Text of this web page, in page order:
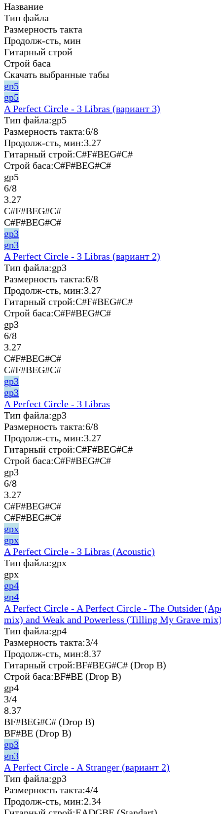
Название
Тип файла
Размерность такта
Продолж-сть, мин
Гитарный строй
Строй баса
Скачать выбранные табы
gp5
gp5
A Perfect Circle - 3 Libras (вариант 3)
Тип файла:gp5
Размерность такта:6/8
Продолж-сть, мин:3.27
Гитарный строй:C#F#BEG#C#
Строй баса:C#F#BEG#C#
gp5
6/8
3.27
C#F#BEG#C#
C#F#BEG#C#
gp3
gp3
A Perfect Circle - 3 Libras (вариант 2)
Тип файла:gp3
Размерность такта:6/8
Продолж-сть, мин:3.27
Гитарный строй:C#F#BEG#C#
Строй баса:C#F#BEG#C#
gp3
6/8
3.27
C#F#BEG#C#
C#F#BEG#C#
gp3
gp3
A Perfect Circle - 3 Libras
Тип файла:gp3
Размерность такта:6/8
Продолж-сть, мин:3.27
Гитарный строй:C#F#BEG#C#
Строй баса:C#F#BEG#C#
gp3
6/8
3.27
C#F#BEG#C#
C#F#BEG#C#
gpx
gpx
A Perfect Circle - 3 Libras (Acoustic)
Тип файла:gpx
gpx
gp4
gp4
A Perfect Circle - A Perfect Circle - The Outsider
mix) and Weak and Powerless (Tilling My Grave
Тип файла:gp4
Размерность такта:3/4
Продолж-сть, мин:8.37
Гитарный строй:BF#BEG#C# (Drop B)
Строй баса:BF#BE (Drop B)
gp4
3/4
8.37
BF#BEG#C# (Drop B)
BF#BE (Drop B)
gp3
gp3
A Perfect Circle - A Stranger (вариант 2)
Тип файла:gp3
Размерность такта:4/4
Продолж-сть, мин:2.34